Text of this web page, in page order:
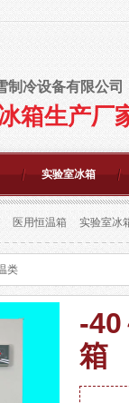
制冷设备有限公司
箱生产厂
实验室冰箱
医用恒温箱 实验室冰
类
-
箱